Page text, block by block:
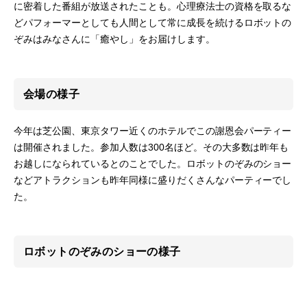
に密着した番組が放送されたことも。心理療法士の資格を取るな
どパフォーマーとしても人間として常に成長を続けるロボットの
ぞみはみなさんに「癒やし」をお届けします。
会場の様子
今年は芝公園、東京タワー近くのホテルでこの謝恩会パーティー
は開催されました。参加人数は300名ほど。その大多数は昨年も
お越しになられているとのことでした。ロボットのぞみのショー
などアトラクションも昨年同様に盛りだくさんなパーティーでし
た。
ロボットのぞみのショーの様子